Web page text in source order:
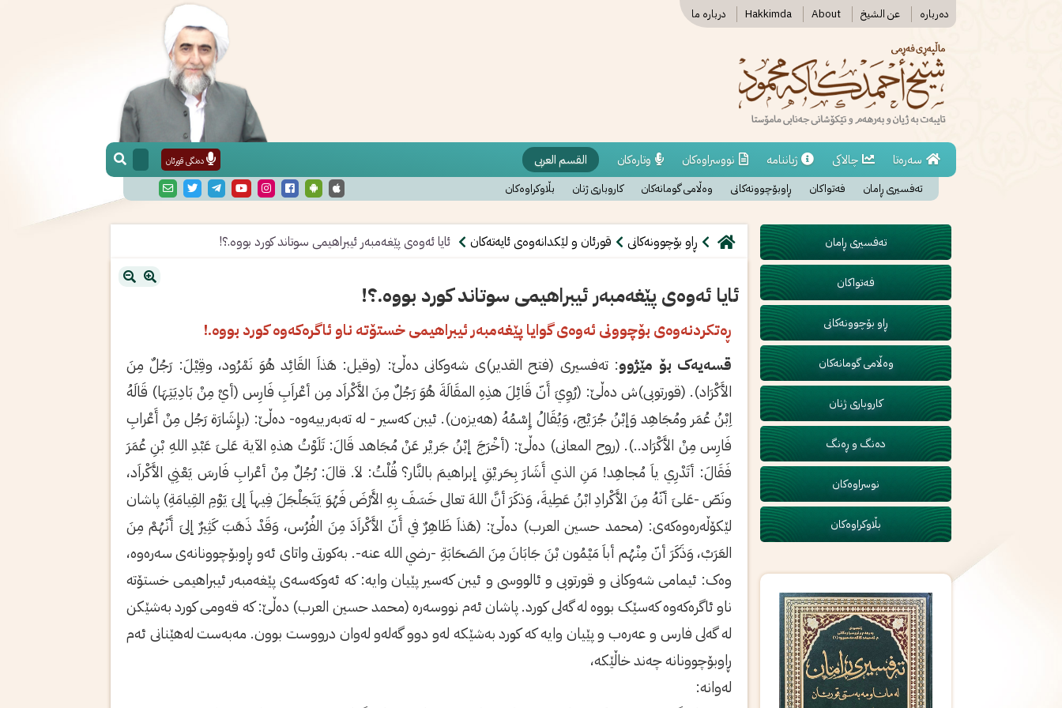
دەربارە عن الشیخ Hakkimda About دربارە ما
سەرەتا چالاکی ژیاننامە نووسراوەکان وتارەکان القسم العربی دەنگی قورئان
تەفسیری ڕامان فەتواکان ڕاوبۆچوونەکانی وەڵامی گومانەکان کاروباری ژنان بڵاوکراوەکان
تەفسیری ڕامان
فەتواکان
ڕاو بۆچوونەکانی
وەڵامی گومانەکان
کاروباری ژنان
دەنگ و ڕەنگ
نوسراوەکان
بڵاوکراوەکان
ڕاو بۆچوونەکانی قورئان و لێکدانەوەی ئایەتەکان ئايا ئەوەى پێغەمبەر ئيبراهيمى سوتاند كورد بووە.؟!
ئايا ئەوەى پێغەمبەر ئيبراهيمى سوتاند كورد بووە.؟!
ڕەتكردنەوەى بۆچوونى ئەوەى گوايا پێغەمبەر ئيبراهيمى خستۆته ناو ئاگرەكەوە كورد بووە.!
قسەیەک بۆ مێژوو: تەفسیرى (فتح القدير)ى شەوکانى دەڵێ: (وقيل: هَذاَ القَائِد هُوَ نَمْرُود، وقِيْلَ: رَجُلٌ مِنَ
الأَكْرَاد). (قورتوبى)ش دەڵێ: (رُوِيَ أَنّ قَائِلَ هذِهِ المقَالَةَ هُوَ رَجُلٌ مِنَ الأَكْراَد مِن أعْراَبِ فَارِس (أيْ مِنْ بَادِيَتِهَا) قَالَهُ
اِبْنُ عُمَر ومُجَاهِد وَإبْنُ جُرَيْج، وَيُقَالُ إِسْمُهُ (هەیزەن). ئیبن کەسیر - لە تەبەرییەوە- دەڵێ: (بإِشَارَة رَجُل مِنْ أَعْرابِ
فَارِس مِنْ الأَكْرَاد..). (روح المعانى) دەڵێ: (أخْرَجَ إبْنُ جَريْر عَنْ مُجَاهد قَالَ: تَلَوْتُ هذهِ الآية عَلىَ عَبْدِ اللهِ بْنِ عُمَرَ
فَقَالَ: أتَدْرِي ياَ مُجاهِد! مَنِ الذي أَشَارَ بِحَريْقِ إبراهيمَ بالنَّار؟ قُلْتُ: لاَ. قالَ: رُجُلٌ مِنْ أعْرابِ فَارسَ يَعْنِي الأَكْراَد،
ونَصّ -عَلىَ أنّهُ مِنَ الأَكْرادِ ابْنُ عَطِيةَ، وَذكَرَ أنَّ اللهَ تعالى خَسَفَ بِهِ الأَرْضَ فَهُوَ يَتَجَلْجَلَ فِيهاَ إلىَ يَوْمِ القِيامَةِ) پاشان
لێکۆڵەرەوەکەى: (محمد حسین العرب) دەڵێ: (هَذاَ ظَاهِرٌ في أَنّ الأَكْراَدَ مِنَ الفُرُس، وَقَدْ ذَهَبَ كَثِيرٌ إلىَ أَنّهُمْ مِنَ
العَرَبْ، وَذَكَرَ أنّ مِنْهُم أباَ مَيْمُون بْنَ جَابَانَ مِنَ الصَحَابَةِ -رضي الله عنه-. بەکورتى واتاى ئەو ڕاوبۆچوونانەى سەرەوە،
وەک: ئیمامى شەوکانى و قورتوبی و ئالووسی و ئیبن کەسیر پێیان وایە: کە ئەوکەسەى پێغەمبەر ئیبراهیمى خستۆتە
ناو ئاگرەکەوە کەسێک بووە لە گەلى کورد. پاشان ئەم نووسەرە (محمد حسین العرب) دەڵێ: کە قەومى کورد بەشێکن
لە گەلى فارس و عەرەب و پێیان وایە کە کورد بەشێکە لەو دوو گەلەو لەوان درووست بوون. مەبەست لەهێنانى ئەم
ڕاوبۆچوونانە چەند خاڵێکە،
لەوانە: